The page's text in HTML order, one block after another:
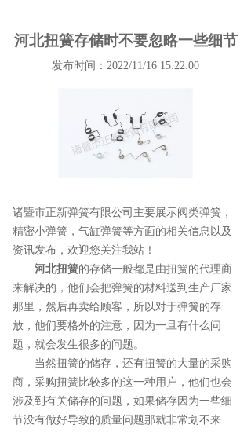
河北扭簧存储时不要忽略一些细节
发布时间：2022/11/16 15:22:00
诸暨市正新弹簧有限公司主要展示阀类弹簧 ，
精密小弹簧，气缸弹簧等方面的相关信息以及
资讯发布，欢迎您关注我站！
河北扭簧的存储一般都是由扭簧的代理商
来解决的，他们会把弹簧的材料送到生产厂家
那里，然后再卖给顾客，所以对于弹簧的存
放，他们要格外的注意，因为一旦有什么问
题，就会发生很多的问题。
当然扭簧的储存，还有扭簧的大量的采购
商，采购扭簧比较多的这一种用户，他们也会
涉及到有关储存的问题，如果储存因为一些细
节没有做好导致的质量问题那就非常划不来